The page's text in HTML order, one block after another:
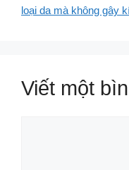
loại da mà không gây
Viết một